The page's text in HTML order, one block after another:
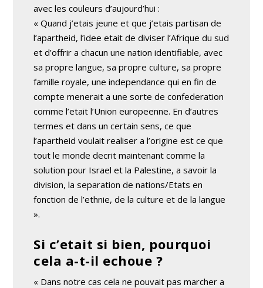
avec les couleurs d’aujourd’hui :
« Quand j’etais jeune et que j’etais partisan de
l’apartheid, l’idee etait de diviser l’Afrique du sud
et d’offrir a chacun une nation identifiable, avec
sa propre langue, sa propre culture, sa propre
famille royale, une independance qui en fin de
compte menerait a une sorte de confederation
comme l’etait l’Union europeenne. En d’autres
termes et dans un certain sens, ce que
l’apartheid voulait realiser a l’origine est ce que
tout le monde decrit maintenant comme la
solution pour Israel et la Palestine, a savoir la
division, la separation de nations/Etats en
fonction de l’ethnie, de la culture et de la langue
».
Si c’etait si bien, pourquoi
cela a-t-il echoue ?
« Dans notre cas cela ne pouvait pas marcher a